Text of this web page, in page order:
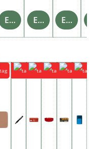
Einzelheiten Einzelheiten Einzelheiten